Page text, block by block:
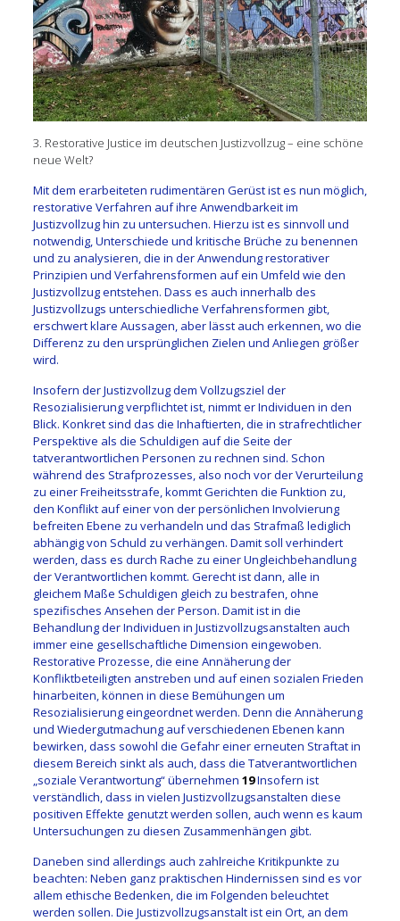
3. Restorative Justice im deutschen Justizvollzug – eine schöne
neue Welt?
Mit dem erarbeiteten rudimentären Gerüst ist es nun möglich,
restorative Verfahren auf ihre Anwendbarkeit im
Justizvollzug hin zu untersuchen. Hierzu ist es sinnvoll und
notwendig, Unterschiede und kritische Brüche zu benennen
und zu analysieren, die in der Anwendung restorativer
Prinzipien und Verfahrensformen auf ein Umfeld wie den
Justizvollzug entstehen. Dass es auch innerhalb des
Justizvollzugs unterschiedliche Verfahrensformen gibt,
erschwert klare Aussagen, aber lässt auch erkennen, wo die
Differenz zu den ursprünglichen Zielen und Anliegen größer
wird.
Insofern der Justizvollzug dem Vollzugsziel der
Resozialisierung verpflichtet ist, nimmt er Individuen in den
Blick. Konkret sind das die Inhaftierten, die in strafrechtlicher
Perspektive als die Schuldigen auf die Seite der
tatverantwortlichen Personen zu rechnen sind. Schon
während des Strafprozesses, also noch vor der Verurteilung
zu einer Freiheitsstrafe, kommt Gerichten die Funktion zu,
den Konflikt auf einer von der persönlichen Involvierung
befreiten Ebene zu verhandeln und das Strafmaß lediglich
abhängig von Schuld zu verhängen. Damit soll verhindert
werden, dass es durch Rache zu einer Ungleichbehandlung
der Verantwortlichen kommt. Gerecht ist dann, alle in
gleichem Maße Schuldigen gleich zu bestrafen, ohne
spezifisches Ansehen der Person. Damit ist in die
Behandlung der Individuen in Justizvollzugsanstalten auch
immer eine gesellschaftliche Dimension eingewoben.
Restorative Prozesse, die eine Annäherung der
Konfliktbeteiligten anstreben und auf einen sozialen Frieden
hinarbeiten, können in diese Bemühungen um
Resozialisierung eingeordnet werden. Denn die Annäherung
und Wiedergutmachung auf verschiedenen Ebenen kann
bewirken, dass sowohl die Gefahr einer erneuten Straftat in
diesem Bereich sinkt als auch, dass die Tatverantwortlichen
„soziale Verantwortung“ übernehmen 19Insofern ist
verständlich, dass in vielen Justizvollzugsanstalten diese
positiven Effekte genutzt werden sollen, auch wenn es kaum
Untersuchungen zu diesen Zusammenhängen gibt.
Daneben sind allerdings auch zahlreiche Kritikpunkte zu
beachten: Neben ganz praktischen Hindernissen sind es vor
allem ethische Bedenken, die im Folgenden beleuchtet
werden sollen. Die Justizvollzugsanstalt ist ein Ort, an dem